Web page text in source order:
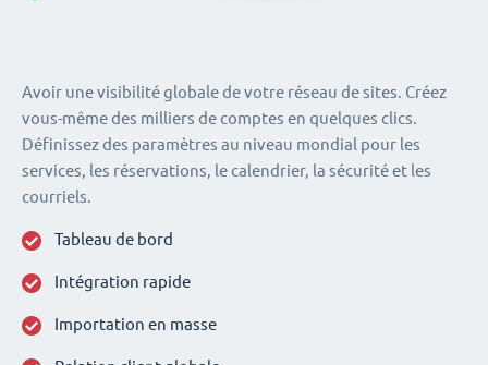
Avoir une visibilité globale de votre réseau de sites. Créez
vous-même des milliers de comptes en quelques clics.
Définissez des paramètres au niveau mondial pour les
services, les réservations, le calendrier, la sécurité et les
courriels.
Tableau de bord
Intégration rapide
Importation en masse